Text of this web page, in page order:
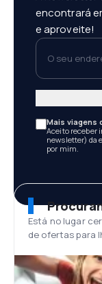
encontrará
e aproveite!
O seu
Mais viagens
Aceito receber
newsletter) da
por mim.
Está no lugar
de ofertas para